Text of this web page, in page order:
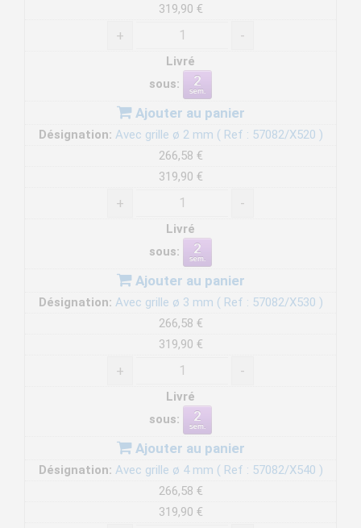
319,90 €
+ -
Livré
sous:
Ajouter au panier
Désignation: Avec grille ø 2 mm ( Ref : 57082/X520 )
266,58 €
319,90 €
+ -
Livré
sous:
Ajouter au panier
Désignation: Avec grille ø 3 mm ( Ref : 57082/X530 )
266,58 €
319,90 €
+ -
Livré
sous:
Ajouter au panier
Désignation: Avec grille ø 4 mm ( Ref : 57082/X540 )
266,58 €
319,90 €